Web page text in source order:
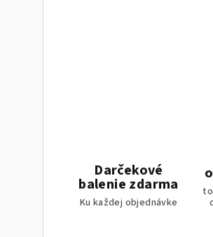
Darčekové
balenie zdarma
Ku každej objednávke